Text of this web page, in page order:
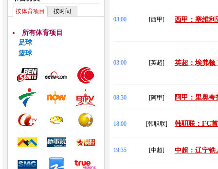
按体育项目 按时间
所有体育项目
足球
篮球
03:00 [西甲] 西甲：塞维利
03:00 [英超] 英超：埃弗顿
08:30 [阿甲] 阿甲：里奥
18:00 [韩职联] 韩职联：FC
19:35 [中超] 中超：辽宁铁